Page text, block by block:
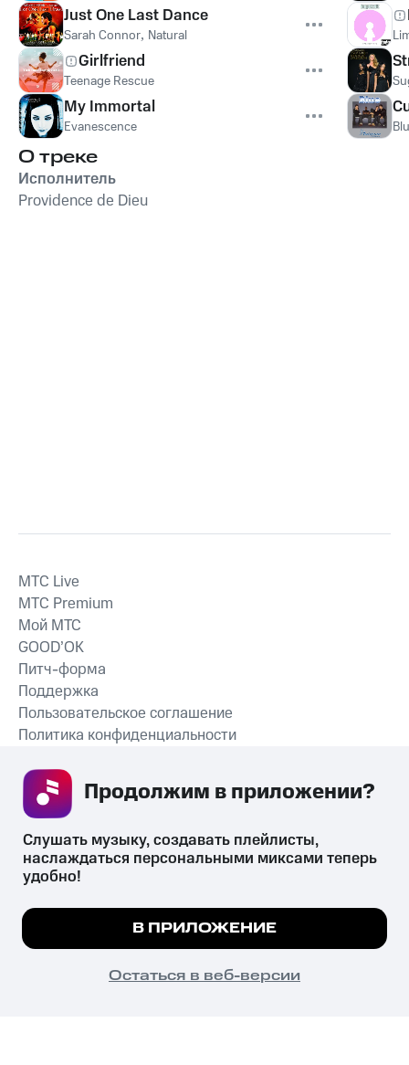
Just One Last Dance
Sarah Connor, Natural
Girlfriend
Teenage Rescue
My Immortal
Evanescence
О треке
Исполнитель
Providence de Dieu
СКАЧАТЬ ПРИЛОЖЕНИЕ
MTС Live
MTС Premium
Мой МТС
GOOD’OK
Питч-форма
Поддержка
Пользовательское соглашение
Политика конфиденциальности
психотропных веществ, их аналогов причиняет вред здоровью,
их незаконный оборот запрещён и влечёт установленную
законодательством ответственность.
© 2026 ООО «КИОН».
Все права защищены
Мы используем куки, чтобы на сайте все
Подробнее
ПОНЯТНО
Слушать музыку, создавать плейлисты,
наслаждаться персональными миксами теперь
удобно!
В ПРИЛОЖЕНИЕ
Остаться в веб-версии